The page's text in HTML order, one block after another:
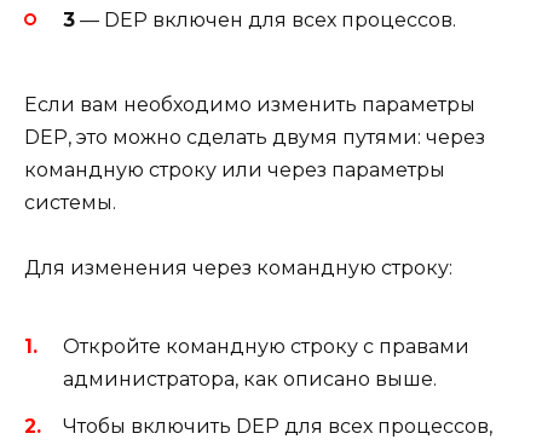
3 — DEP включен для всех процессов.
Если вам необходимо изменить параметры
DEP, это можно сделать двумя путями: через
командную строку или через параметры
системы.
Для изменения через командную строку:
Откройте командную строку с правами
администратора, как описано выше.
Чтобы включить DEP для всех процессов,